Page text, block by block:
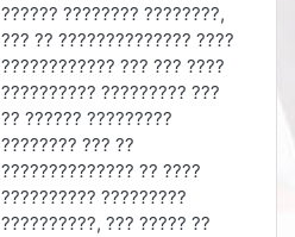
?????? ???????? ????????,
??? ?? ?????????????? ????
???????????? ??? ??? ????
?????????? ????????? ???
?? ?????? ?????????
???????? ??? ??
?????????????? ?? ????
?????????? ?????????
??????????, ??? ????? ??